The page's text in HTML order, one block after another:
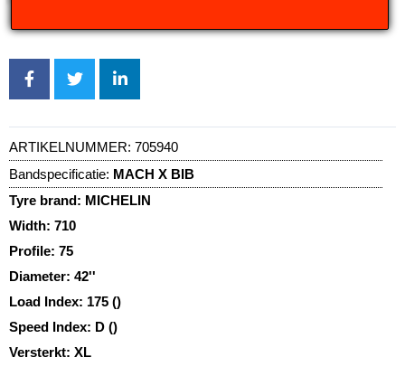
ARTIKELNUMMER: 705940
Bandspecificatie: MACH X BIB
Tyre brand: MICHELIN
Width: 710
Profile: 75
Diameter: 42''
Load Index: 175 ()
Speed Index: D ()
Versterkt: XL